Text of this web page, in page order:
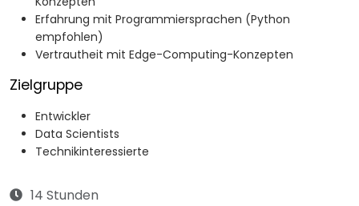
Erfahrung mit Programmiersprachen (Python
empfohlen)
Vertrautheit mit Edge-Computing-Konzepten
Zielgruppe
Entwickler
Data Scientists
Technikinteressierte
14 Stunden